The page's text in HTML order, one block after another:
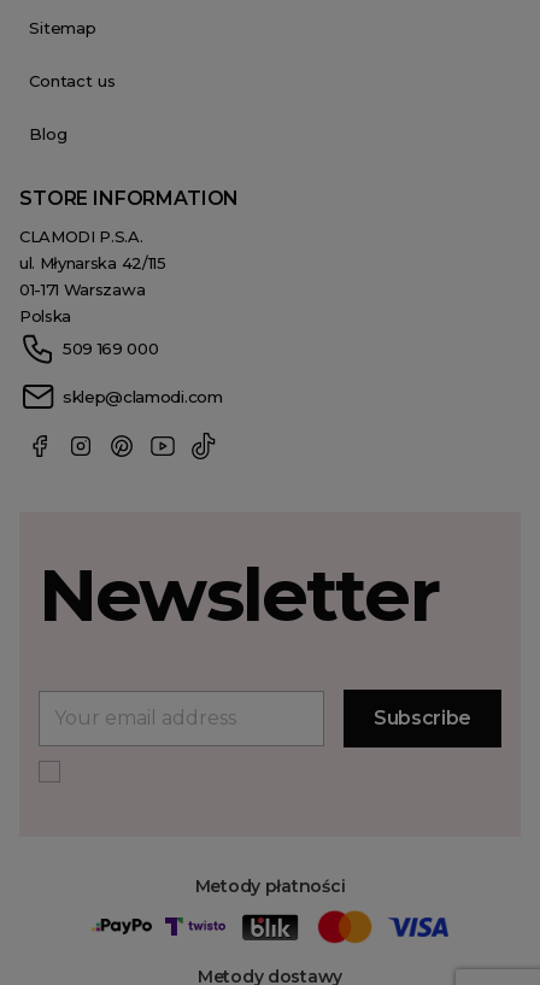
Sitemap
Contact us
Blog
STORE INFORMATION
CLAMODI P.S.A.
ul. Młynarska 42/115
01-171 Warszawa
Polska
509 169 000
sklep@clamodi.com
Metody płatności
Metody dostawy
Newsletter